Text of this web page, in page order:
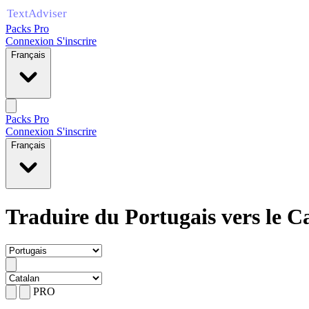
Packs Pro
Connexion S'inscrire
Français
Packs Pro
Connexion S'inscrire
Français
Traduire du Portugais vers le
PRO